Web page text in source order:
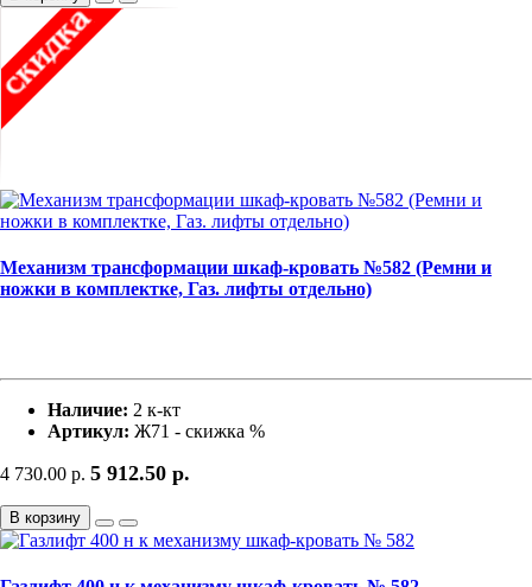
Механизм трансформации шкаф-кровать №582 (Ремни и
ножки в комплектке, Газ. лифты отдельно)
Наличие: 2 к-кт
Артикул: Ж71 - скижка %
4 730.00 р. 5 912.50 р.
В корзину